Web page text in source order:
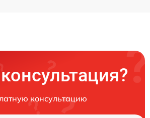
консультацию